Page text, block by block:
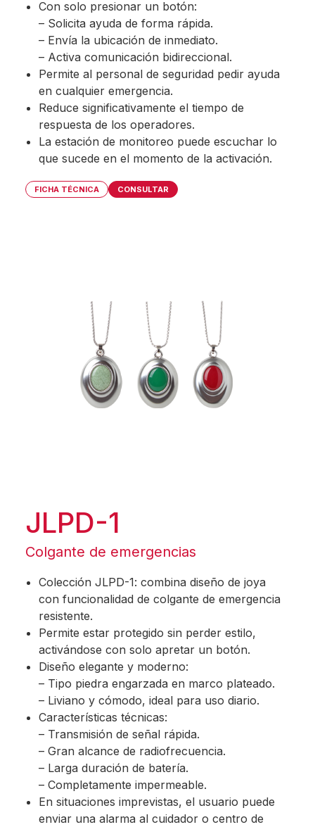
Con solo presionar un botón:
– Solicita ayuda de forma rápida.
– Envía la ubicación de inmediato.
– Activa comunicación bidireccional.
Permite al personal de seguridad pedir ayuda
en cualquier emergencia.
Reduce significativamente el tiempo de
respuesta de los operadores.
La estación de monitoreo puede escuchar lo
que sucede en el momento de la activación.
FICHA TÉCNICA CONSULTAR
JLPD-1
Colgante de emergencias
Colección JLPD-1: combina diseño de joya
con funcionalidad de colgante de emergencia
resistente.
Permite estar protegido sin perder estilo,
activándose con solo apretar un botón.
Diseño elegante y moderno:
– Tipo piedra engarzada en marco plateado.
– Liviano y cómodo, ideal para uso diario.
Características técnicas:
– Transmisión de señal rápida.
– Gran alcance de radiofrecuencia.
– Larga duración de batería.
– Completamente impermeable.
En situaciones imprevistas, el usuario puede
enviar una alarma al cuidador o centro de